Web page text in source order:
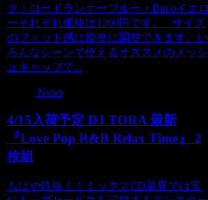
ク・ロードランナーブルー・Bucoイエロ
ーそれぞれ価格は1200円です。 サイズ
のフィット感は簡単に調整できます。い
ろんなシーンで使えるオススメのメッシ
ュキャップで...
News
4/15入荷予定 DJ TORA 最新
『Love Pop R&B Relax Time』 2
枚組
もはや鉄板！！ミックスCD業界では常